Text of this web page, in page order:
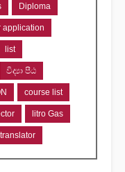
Diploma
application
list
විද්‍යා පීඨ
course list
litro Gas
translator